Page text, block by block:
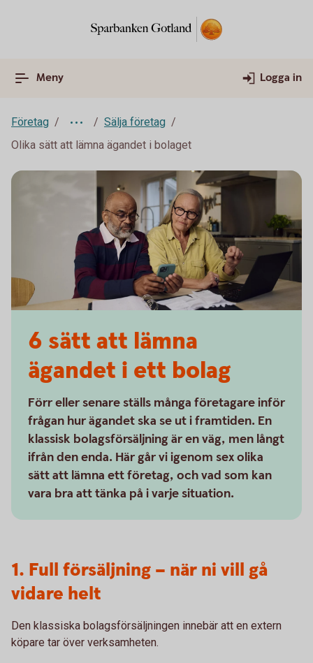
Meny Logga in
Företag
Sälja företag
Olika sätt att lämna ägandet i bolaget
6 sätt att lämna
ägandet i ett bolag
Förr eller senare ställs många företagare inför
frågan hur ägandet ska se ut i framtiden. En
klassisk bolagsförsäljning är en väg, men långt
ifrån den enda. Här går vi igenom sex olika
sätt att lämna ett företag, och vad som kan
vara bra att tänka på i varje situation.
1. Full försäljning – när ni vill gå
vidare helt
Den klassiska bolagsförsäljningen innebär att en extern
köpare tar över verksamheten.